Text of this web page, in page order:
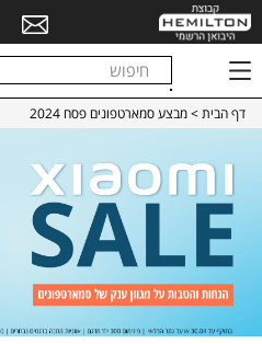
דף הבית> מבצע סמארטפונים פסח 2024